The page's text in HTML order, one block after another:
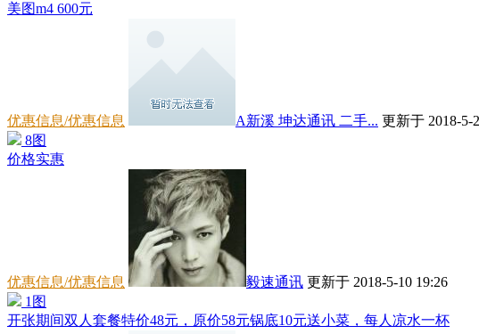
美图m4 600元
优惠信息/优惠信息 A新溪 坤达通讯 二手... 更新于 2018-5-
8图
价格实惠
优惠信息/优惠信息 毅速通讯 更新于 2018-5-10 19:26
1图
开张期间双人套餐特价48元，原价58元锅底10元送小菜，每人凉水一杯